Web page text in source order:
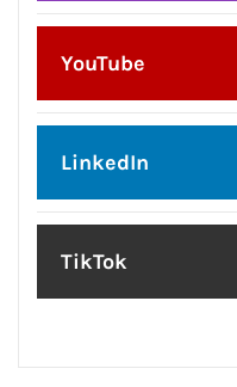
YouTube
LinkedIn
TikTok